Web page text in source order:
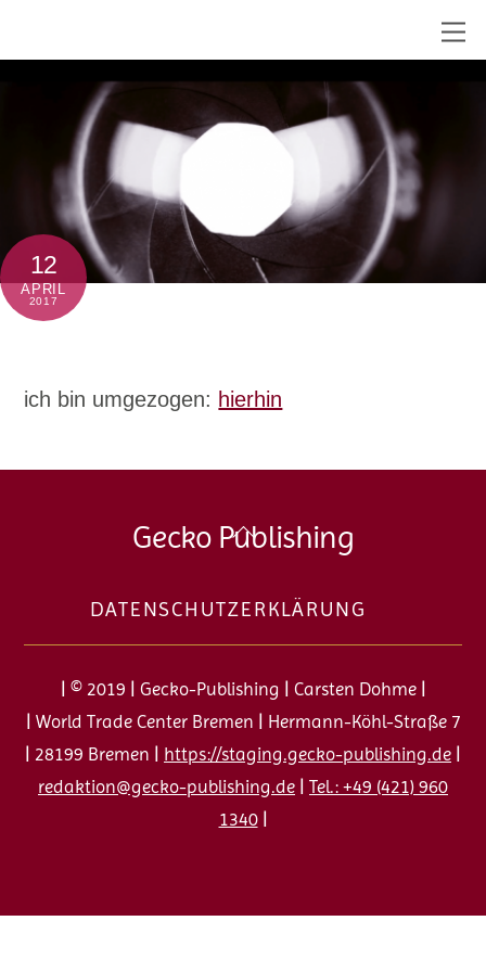
12
APRIL
2017
ich bin umgezogen: hierhin
Back
Top
Gecko Publishing
DATENSCHUTZERKLÄRUNG
| © 2019 | Gecko-Publishing | Carsten Dohme |
| World Trade Center Bremen | Hermann-Köhl-Straße 7
| 28199 Bremen | https://staging.gecko-publishing.de
redaktion@gecko-publishing.de
Tel.: +49 (421) 960
1340|